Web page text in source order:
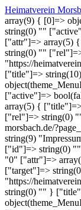
Heimatverein
array(9) { [0]=>
string(0) ""
["attr"]=> array(5)
string(0) ""
"https://
["title"]=>
["active"]=>
array(5) {
["rel"]=> string(0)
morsbach.de/
string(9)
["id"]=> string(0)
"0" ["attr"]=>
["target"]=>
"https://
string(0) "" }